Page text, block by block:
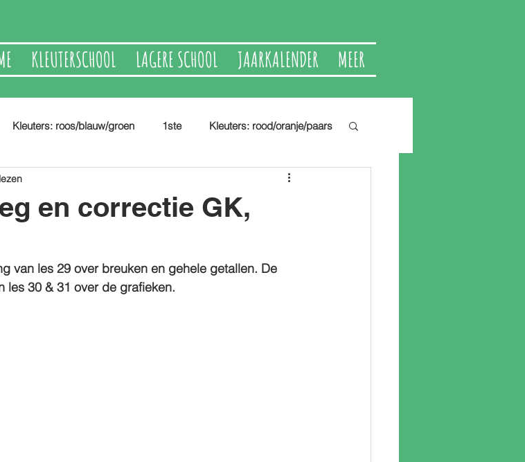
KLEUTERSCHOOL LAGERE SCHOOL JAARKALENDER MEER
Kleuters: roos/blauw/groen 1ste Kleuters: rood/oranje/paars
en correctie GK,
van les 29 over breuken en gehele getallen. De
les 30 & 31 over de grafieken.